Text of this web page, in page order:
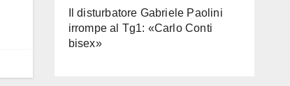
Il disturbatore Gabriele Paolini
irrompe al Tg1: «Carlo Conti
bisex»